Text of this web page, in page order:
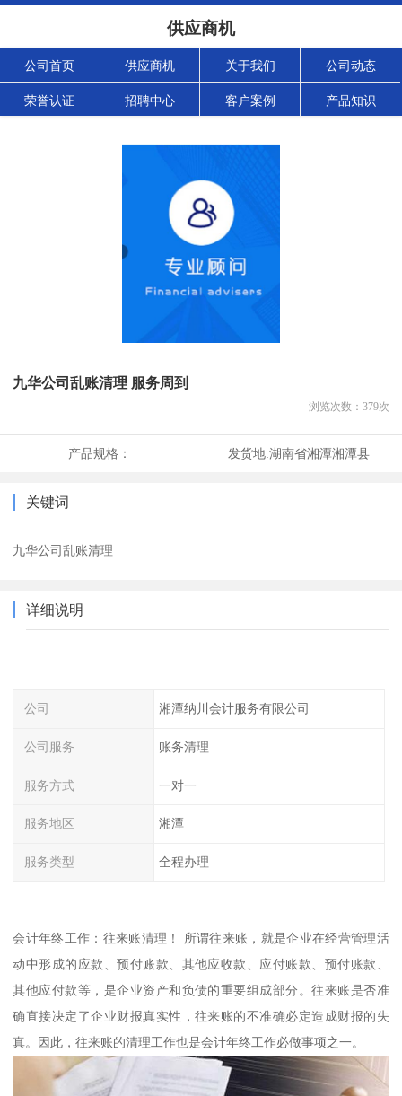
供应商机
公司首页 供应商机 关于我们 公司动态
荣誉认证 招聘中心 客户案例 产品知识
九华公司乱账清理 服务周到
浏览次数： 379次
产品规格： 发货地:湖南省湘潭湘潭县
关键词
九华公司乱账清理
详细说明
公司 湘潭纳川会计服务有限公司
公司服务 账务清理
服务方式 一对一
服务地区 湘潭
服务类型 全程办理
会计年终工作：往来账清理！ 所谓往来账，就是企业在经营管理活
动中形成的应款、预付账款、其他应收款、应付账款、预付账款、
其他应付款等，是企业资产和负债的重要组成部分。往来账是否准
确直接决定了企业财报真实性，往来账的不准确必定造成财报的失
真。因此，往来账的清理工作也是会计年终工作必做事项之一。